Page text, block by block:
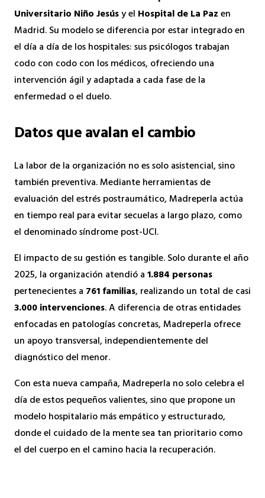
Universitario Niño Jesúsy el Hospital de La Pazen
Madrid. Su modelo se diferencia por estar integrado en
el día a día de los hospitales: sus psicólogos trabajan
codo con codo con los médicos, ofreciendo una
intervención ágil y adaptada a cada fase de la
enfermedad o el duelo.
Datos que avalan el cambio
La labor de la organización no es solo asistencial, sino
también preventiva. Mediante herramientas de
evaluación del estrés postraumático, Madreperla actúa
en tiempo real para evitar secuelas a largo plazo, como
el denominado síndrome post-UCI.
El impacto de su gestión es tangible. Solo durante el año
2025, la organización atendió a1.884 personas
pertenecientes a 761 familias, realizando un total de casi
3.000 intervenciones. A diferencia de otras entidades
enfocadas en patologías concretas, Madreperla ofrece
un apoyo transversal, independientemente del
diagnóstico del menor.
Con esta nueva campaña, Madreperla no solo celebra el
día de estos pequeños valientes, sino que propone un
modelo hospitalario más empático y estructurado,
donde el cuidado de la mente sea tan prioritario como
el del cuerpo en el camino hacia la recuperación.